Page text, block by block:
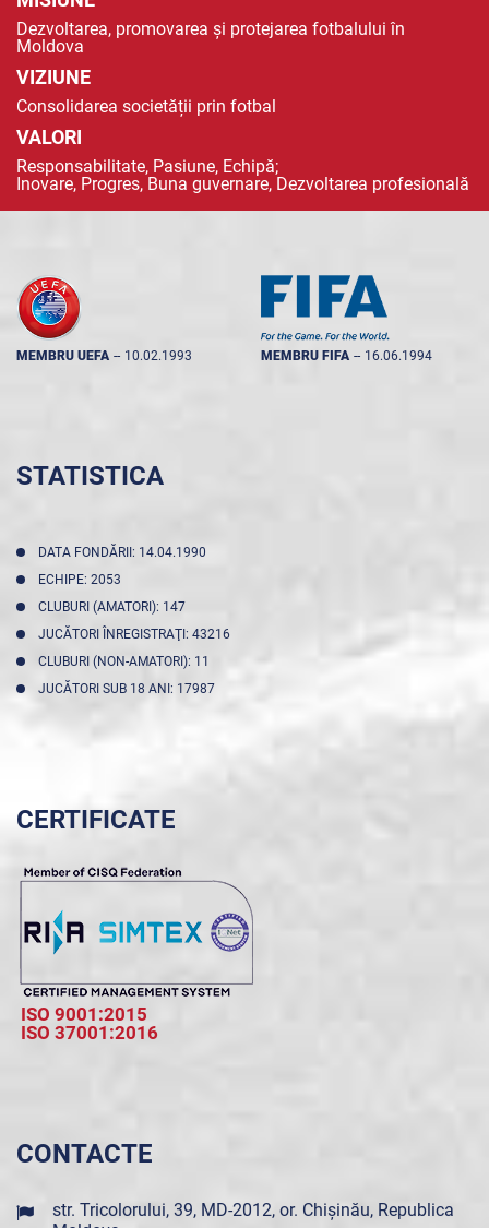
Dezvoltarea, promovarea și protejarea fotbalului în
Moldova
VIZIUNE
Consolidarea societății prin fotbal
VALORI
Responsabilitate, Pasiune, Echipă;
Inovare, Progres, Buna guvernare, Dezvoltarea profesională
MEMBRU UEFA -- 10.02.1993 MEMBRU FIFA -- 16.06.1994
STATISTICA
DATA FONDĂRII: 14.04.1990
ECHIPE: 2053
CLUBURI (AMATORI): 147
JUCĂTORI ÎNREGISTRAŢI: 43216
CLUBURI (NON-AMATORI): 11
JUCĂTORI SUB 18 ANI: 17987
CERTIFICATE
ISO 9001:2015
ISO 37001:2016
CONTACTE
str. Tricolorului, 39, MD-2012, or. Chișinău, Republica